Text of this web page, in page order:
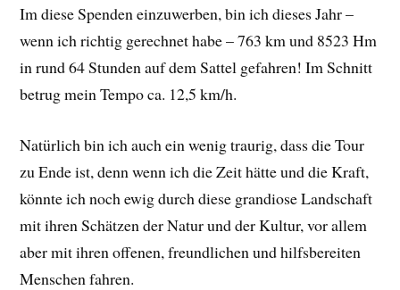
Im diese Spenden einzuwerben, bin ich dieses Jahr –
wenn ich richtig gerechnet habe – 763 km und 8523 Hm
in rund 64 Stunden auf dem Sattel gefahren! Im Schnitt
betrug mein Tempo ca. 12,5 km/h.
Natürlich bin ich auch ein wenig traurig, dass die Tour
zu Ende ist, denn wenn ich die Zeit hätte und die Kraft,
könnte ich noch ewig durch diese grandiose Landschaft
mit ihren Schätzen der Natur und der Kultur, vor allem
aber mit ihren offenen, freundlichen und hilfsbereiten
Menschen fahren.